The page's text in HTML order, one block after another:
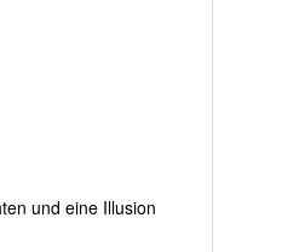
und eine Illusion